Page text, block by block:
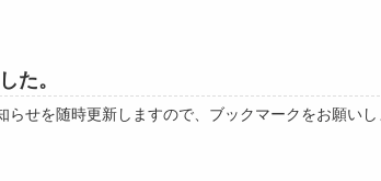
た。
らせを随時更新しますので、ブックマークをお願い